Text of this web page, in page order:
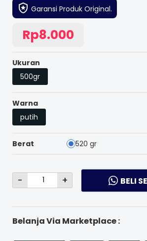
Garansi Produk Original.
Rp8.000
Ukuran
500gr
Warna
putih
Berat 520 gr
- + BELI
Belanja Via Marketplace :